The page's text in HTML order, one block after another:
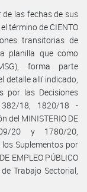
de las fechas de sus
término de CIENTO
transitorias de
planilla que como
forma parte
detalle allí indicado,
por las Decisiones
18, 1820/18 -
del MINISTERIO DE
20 y 1780/20,
Suplementos por
EMPLEO PÚBLICO
Trabajo Sectorial,